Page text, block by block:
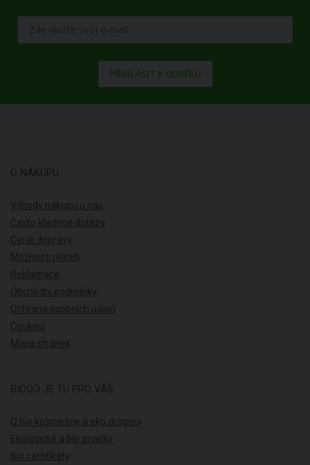
PŘIHLÁSIT K ODBĚRU
O NÁKUPU
Výhody nákupu u nás
Často kladené dotazy
Ceník dopravy
Možnosti plateb
Reklamace
Obchodní podmínky
Ochrana osobních údajů
Cookies
Mapa stránek
BIOOO JE TU PRO VÁS
O bio kosmetice a eko drogerii
Ekologické a bio značky
Bio certifikáty